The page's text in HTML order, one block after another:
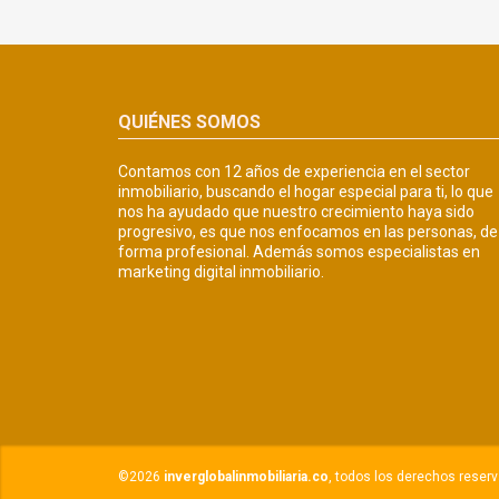
QUIÉNES SOMOS
Contamos con 12 años de experiencia en el sector
inmobiliario, buscando el hogar especial para ti, lo que
nos ha ayudado que nuestro crecimiento haya sido
progresivo, es que nos enfocamos en las personas, de
forma profesional. Además somos especialistas en
marketing digital inmobiliario.
©2026 inverglobalinmobiliaria.co, todos los derechos